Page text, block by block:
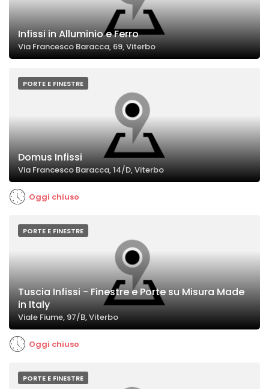
Infissi in Alluminio e Ferro
Via Francesco Baracca, 69, Viterbo
PORTE E FINESTRE
Domus Infissi
Via Francesco Baracca, 14/D, Viterbo
Oggi chiuso
PORTE E FINESTRE
Tuscia Infissi - Finestre e Porte su Misura Made
in Italy
Viale Fiume, 97/B, Viterbo
Oggi chiuso
PORTE E FINESTRE